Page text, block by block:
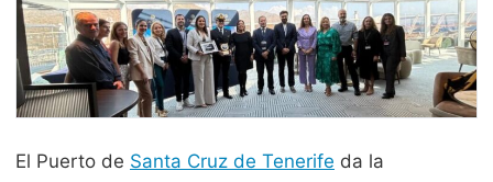
El Puerto de Santa Cruz de Tenerife da la